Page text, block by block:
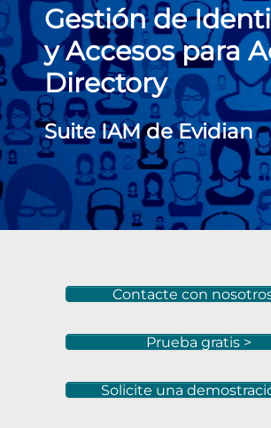
Gestión de
y Accesos para
Directory
Suite IAM de Evidian
Contacte con
Prueba gratis >
Solicite una